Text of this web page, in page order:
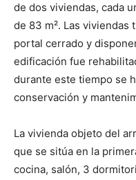
de dos viviendas, cada
de 83 m². Las viviendas
portal cerrado y
edificación fue
durante este tiempo se
conservación y
La vivienda objeto del
que se sitúa en la
cocina, salón, 3